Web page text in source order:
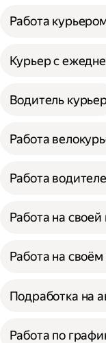
Работа
Курьер с
Водитель
Работа
Работа
Работа на своей
Работа на
Подработка на
Работа по